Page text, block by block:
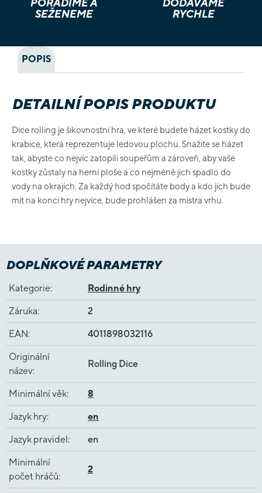
PORADÍME A
SEŽENEME
DODÁVÁME
RYCHLE
POPIS
DETAILNÍ POPIS PRODUKTU
Dice rolling je šikovnostní hra, ve které budete házet kostky do
krabice, která reprezentuje ledovou plochu. Snažíte se házet
tak, abyste co nejvíc zatopili soupeřům a zároveň, aby vaše
kostky zůstaly na herní ploše a co nejméně jich spadlo do
vody na okrajích. Za každý hod spočítáte body a kdo jich bude
mít na konci hry nejvíce, bude prohlášen za mistra vrhu.
DOPLŇKOVÉ PARAMETRY
Kategorie: Rodinné hry
Záruka: 2
EAN: 4011898032116
Originální
název:
Rolling Dice
Minimální věk: 8
Jazyk hry: en
Jazyk pravidel: en
Minimální
počet hráčů:
2